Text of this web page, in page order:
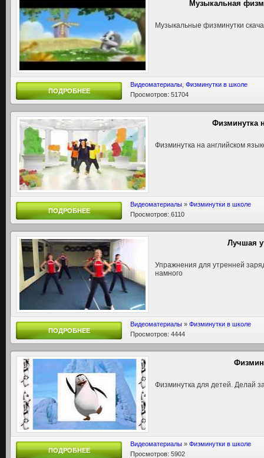
Музыкальная
Музыкальные физминутки
ПОДРОБНЕЕ
Видеоматериалы Физминутки в школе
Просмотров: 51704
Физминутка
Физминутка на английском
ПОДРОБНЕЕ
Видеоматериалы » Физминутки в школе
Просмотров: 6110
Лучшая
Упражнения для утренней
намного
ПОДРОБНЕЕ
Видеоматериалы » Физминутки в школе
Просмотров: 4444
Физминутка для детей. Делай
ПОДРОБНЕЕ
Видеоматериалы » Физминутки в школе
Просмотров: 5902